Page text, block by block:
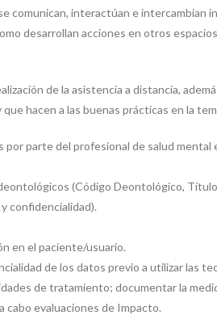
comunican, interactúan e
desarrollan acciones en otros
de la asistencia a distancia,
hacen a las buenas prácticas en la
parte del profesional de salud
(Código Deontológico,
confidencialidad).
en el paciente/usuario.
de los datos previo a utilizar las
de tratamiento; documentar la
cabo evaluaciones de Impacto.